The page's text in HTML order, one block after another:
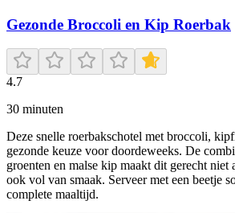
Gezonde Broccoli en Kip Roerbak
4.7
30 minuten
Deze snelle roerbakschotel met broccoli,
gezonde keuze voor doordeweeks. De
groenten en malse kip maakt dit gerecht niet
ook vol van smaak. Serveer met een beetje
complete maaltijd.